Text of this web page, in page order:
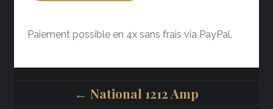
Paiement possible en 4x sans frais via PayPal.
← National 1212 Amp